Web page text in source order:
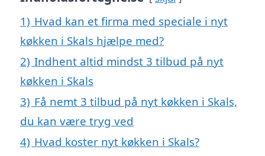
1) Hvad kan et firma med speciale i nyt
køkken i Skals hjælpe med?
2) Indhent altid mindst 3 tilbud på nyt
køkken i Skals
3) Få nemt 3 tilbud på nyt køkken i Skals,
du kan være tryg ved
4) Hvad koster nyt køkken i Skals?